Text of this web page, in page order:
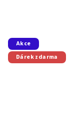
Akce
Dárek zdarma